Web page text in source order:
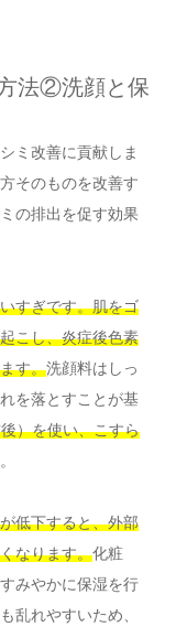
法②洗顔と保
ミ改善に貢献しま
そのものを改善す
の排出を促す効果
すぎです。肌をゴ
こし、炎症後色素
す。洗顔料はしっ
を落とすことが基
）を使い、こすら
低下すると、外部
なります。化粧
みやかに保湿を行
乱れやすいため、